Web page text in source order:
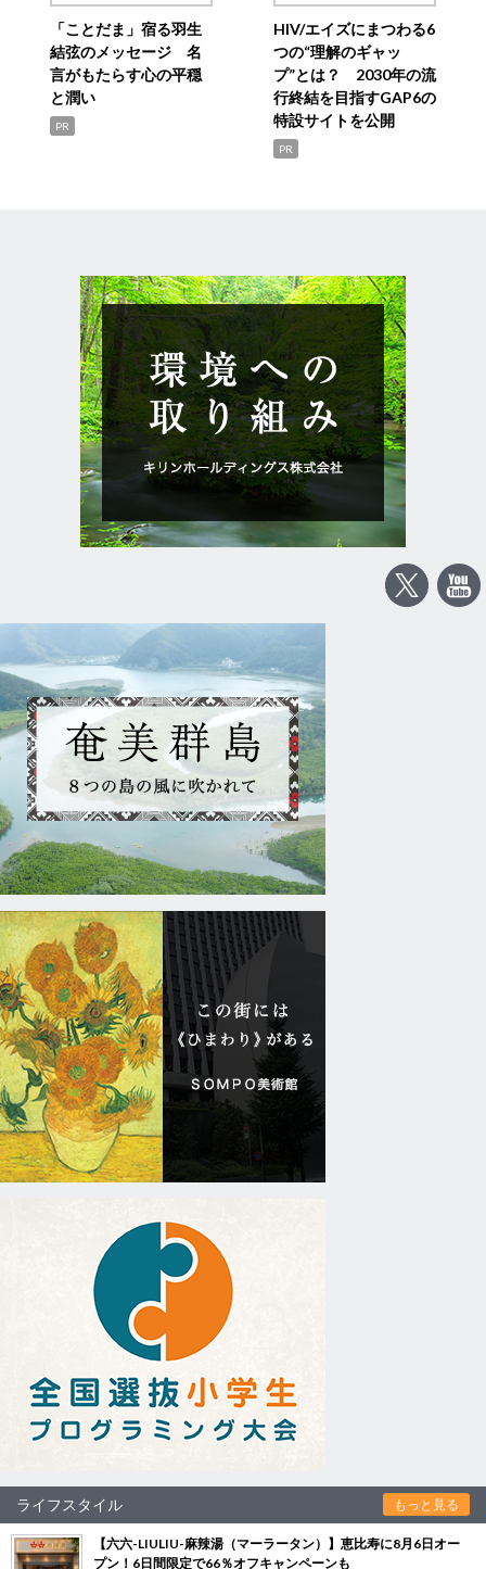
「ことだま」宿る羽生
結弦のメッセージ 名
言がもたらす心の平穏
と潤い
PR
HIV/エイズにまつわる6
つの“理解のギャッ
プ”とは？ 2030年の流
行終結を目指すGAP6の
特設サイトを公開
PR
ライフスタイル もっと見る
【六六-LIULIU-麻辣湯（マーラータン）】恵比寿に8月6日オー
プン！6日間限定で66％オフキャンペーンも